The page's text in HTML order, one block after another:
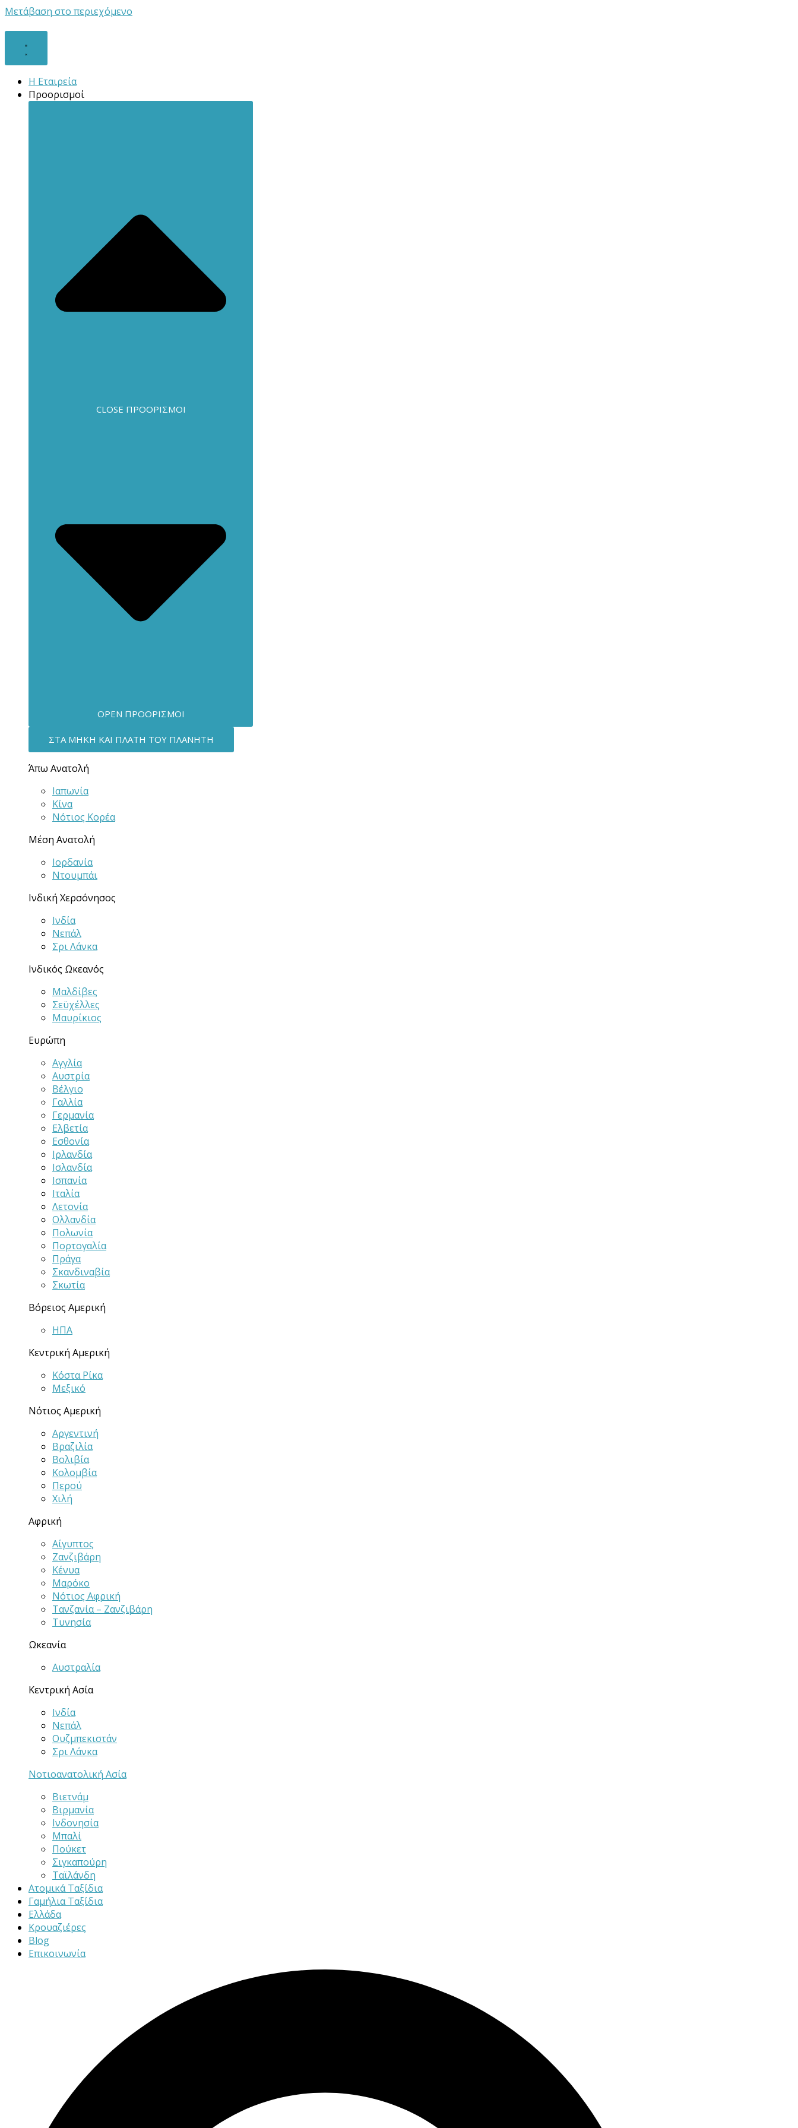
Μετάβαση στο περιεχόμενο
Η Εταιρεία
Προορισμοί
CLOSE ΠΡΟΟΡΙΣΜΟΊ
OPEN ΠΡΟΟΡΙΣΜΟΊ
ΣΤΑ ΜΉΚΗ ΚΑΙ ΠΛΆΤΗ ΤΟΥ ΠΛΑΝΉΤΗ
Άπω Ανατολή
Ιαπωνία
Κίνα
Νότιος Κορέα
Μέση Ανατολή
Ιορδανία
Ντουμπάι
Ινδική Χερσόνησος
Ινδία
Νεπάλ
Σρι Λάνκα
Ινδικός Ωκεανός
Μαλδίβες
Σεϋχέλλες
Μαυρίκιος
Ευρώπη
Αγγλία
Αυστρία
Βέλγιο
Γαλλία
Γερμανία
Ελβετία
Εσθονία
Ιρλανδία
Ισλανδία
Ισπανία
Ιταλία
Λετονία
Ολλανδία
Πολωνία
Πορτογαλία
Πράγα
Σκανδιναβία
Σκωτία
Βόρειος Αμερική
ΗΠΑ
Κεντρική Αμερική
Κόστα Ρίκα
Μεξικό
Νότιος Αμερική
Αργεντινή
Βραζιλία
Βολιβία
Κολομβία
Περού
Χιλή
Αφρική
Αίγυπτος
Ζανζιβάρη
Κένυα
Μαρόκο
Νότιος Αφρική
Τανζανία – Ζανζιβάρη
Τυνησία
Ωκεανία
Αυστραλία
Κεντρική Ασία
Ινδία
Νεπάλ
Ουζμπεκιστάν
Σρι Λάνκα
Νοτιοανατολική Ασία
Βιετνάμ
Βιρμανία
Ινδονησία
Μπαλί
Πούκετ
Σιγκαπούρη
Ταϊλάνδη
Ατομικά Ταξίδια
Γαμήλια Ταξίδια
Ελλάδα
Κρουαζιέρες
Blog
Επικοινωνία